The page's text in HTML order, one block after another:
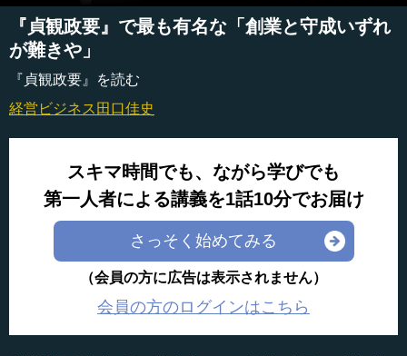
『貞観政要』で最も有名な「創業と守成いずれ
が難きや」
『貞観政要』を読む
経営ビジネス 田口佳史
スキマ時間でも、ながら学びでも
第一人者による講義を1話10分でお届け
さっそく始めてみる
（会員の方に広告は表示されません）
会員の方のログインはこちら